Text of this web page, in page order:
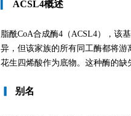
ACSL4概述
脂酰CoA合成酶4（ACSL4），该
异，但该家族的所有同工酶都将游
花生四烯酸作为底物。这种酶的
别名